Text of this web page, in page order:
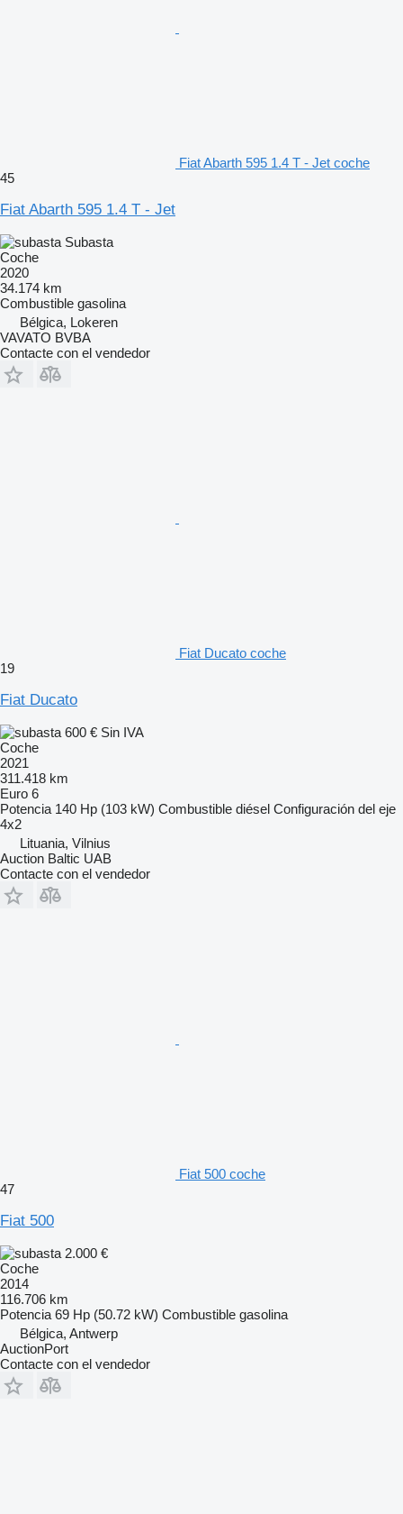
Fiat Abarth 595 1.4 T - Jet coche
45
Fiat Abarth 595 1.4 T - Jet
Subasta
Coche
2020
34.174 km
Combustible gasolina
Bélgica, Lokeren
VAVATO BVBA
Contacte con el vendedor
Fiat Ducato coche
19
Fiat Ducato
600 € Sin IVA
Coche
2021
311.418 km
Euro 6
Potencia 140 Hp (103 kW) Combustible diésel Configuración del eje
4x2
Lituania, Vilnius
Auction Baltic UAB
Contacte con el vendedor
Fiat 500 coche
47
Fiat 500
2.000 €
Coche
2014
116.706 km
Potencia 69 Hp (50.72 kW) Combustible gasolina
Bélgica, Antwerp
AuctionPort
Contacte con el vendedor